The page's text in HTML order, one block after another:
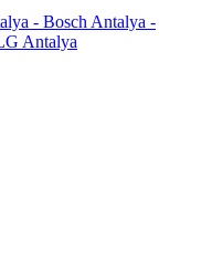
- Bosch Antalya -
Antalya